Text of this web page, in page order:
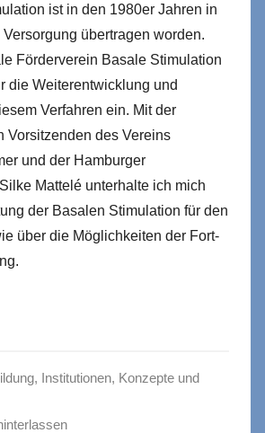
ist in den 1980er Jahren in
übertragen worden.
Förderverein Basale Stimulation
die Weiterentwicklung und
Verfahren ein. Mit der
Vorsitzenden des Vereins
und der Hamburger
Mattelé unterhalte ich mich
der Basalen Stimulation für den
über die Möglichkeiten der Fort-
, Institutionen, Konzepte und